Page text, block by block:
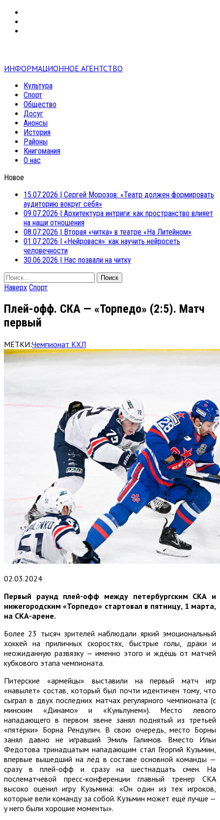
ИНФОРМАЦИОННОЕ АГЕНТСТВО
Культура
Спорт
Общество
Досуг
Анонсы
История
Районы
Книгомания
О нас
Новое
15.07.2026 | Сергей Морозов: «Театр должен формировать
аудиторию вокруг себя»
09.07.2026 | Архитектура интриги: как пространство влияет
на наши отношения
08.07.2026 | Вторая «читка» в театре «На Литейном»
01.07.2026 | «Нейровася»: как научить нейросеть
человечности
30.06.2026 | Нас позвали на читку
Найти:
Наверх Спорт
Плей-офф. СКА — «Торпедо» (2:5). Матч
первый
МЕТКИ:Чемпионат КХЛ
02.03.2024
Первый раунд плей-офф между петербургским СКА и
нижегородским «Торпедо» стартовал в пятницу, 1 марта,
на СКА-арене.
Более 23 тысяч зрителей наблюдали яркий эмоциональный
хоккей на приличных скоростях, быстрые голы, драки и
неожиданную развязку — именно этого и ждёшь от матчей
кубкового этапа чемпионата.
Питерские «армейцы» выставили на первый матч игр
«навылет» состав, который был почти идентичен тому, что
сыграл в двух последних матчах регулярного чемпионата (с
минским «Динамо» и «Куньлунем»). Место левого
нападающего в первом звене занял поднятый из третьей
«пятёрки» Борна Рендулич. В свою очередь, место Борны
занял давно не игравший Эмиль Галимов. Вместо Ильи
Федотова тринадцатым нападающим стал Георгий Кузьмин,
впервые вышедший на лёд в составе основной команды —
сразу в плей-офф и сразу на шестнадцать смен. На
послематчевой пресс-конференции главный тренер СКА
высоко оценил игру Кузьмина: «Он один из тех игроков,
которые вели команду за собой. Кузьмин может ещё лучше —
у него были хорошие моменты».